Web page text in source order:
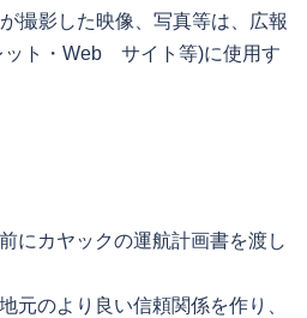
撮影した映像、写真等は、広報
ット・Web サイト等)に使用す
にカヤックの運航計画書を渡し
元のより良い信頼関係を作り、